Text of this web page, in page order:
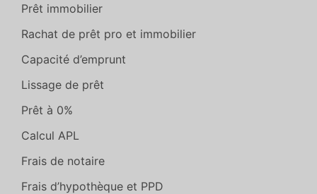
Prêt immobilier
Rachat de prêt pro et immobilier
Capacité d’emprunt
Lissage de prêt
Prêt à 0%
Calcul APL
Frais de notaire
Frais d’hypothèque et PPD